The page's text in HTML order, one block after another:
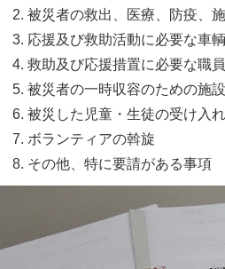
被災者の救出、医療、防疫、
応援及び救助活動に必要な車
救助及び応援措置に必要な職
被災者の一時収容のための施
被災した児童・生徒の受け入れ
ボランティアの斡旋
その他、特に要請がある事項